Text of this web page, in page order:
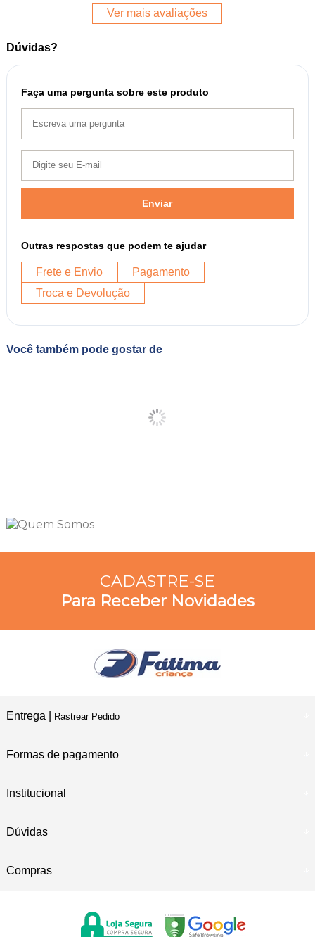
Ver mais avaliações
Dúvidas?
Faça uma pergunta sobre este produto
Enviar
Outras respostas que podem te ajudar
Frete e Envio
Pagamento
Troca e Devolução
Você também pode gostar de
CADASTRE-SE
Para Receber Novidades
Entrega | Rastrear Pedido
Formas de pagamento
Institucional
Dúvidas
Compras